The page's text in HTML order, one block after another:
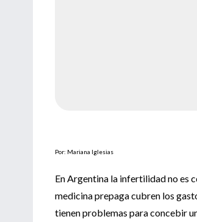
Por: Mariana Iglesias
En Argentina la infertilidad no es
medicina prepaga cubren los
tienen problemas para concebir